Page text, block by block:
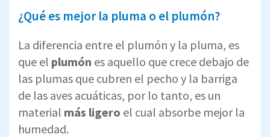
¿Qué es mejor la pluma o el plumón?
La diferencia entre el plumón y la pluma, es
que el plumón es aquello que crece debajo de
las plumas que cubren el pecho y la barriga
de las aves acuáticas, por lo tanto, es un
material más ligero el cual absorbe mejor la
humedad.